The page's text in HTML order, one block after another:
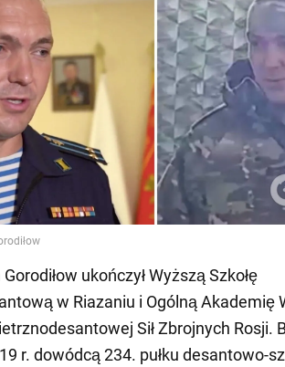
ukończył Wyższą Szkołę
w Riazaniu i Ogólną Akademię
Sił Zbrojnych Rosji.
r. dowódcą 234. pułku desantowo-